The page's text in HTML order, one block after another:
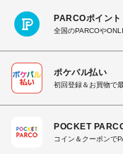
PARCOポイント
全国のPARCOや
ポケパル払い
初回登録＆お買物で
POCKET
コイン＆クーポンで